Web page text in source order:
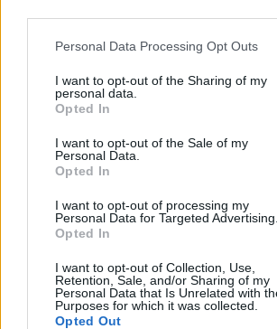
Personal Data Processing Opt Outs
I want to opt-out of the Sharing of my
personal data.
Opted In
I want to opt-out of the Sale of my
Personal Data.
Opted In
I want to opt-out of processing my
Personal Data for Targeted Advertising.
Opted In
I want to opt-out of Collection, Use,
Retention, Sale, and/or Sharing of my
Personal Data that Is Unrelated with
Purposes for which it was collected.
Opted Out
video clip «Να Είσαι
20.01.2021
Ποια είναι η ιστορία
πίσω από την κόκκινη
Ποιες